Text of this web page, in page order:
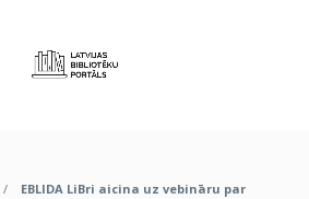
EBLIDA LiBri aicina uz vebināru par